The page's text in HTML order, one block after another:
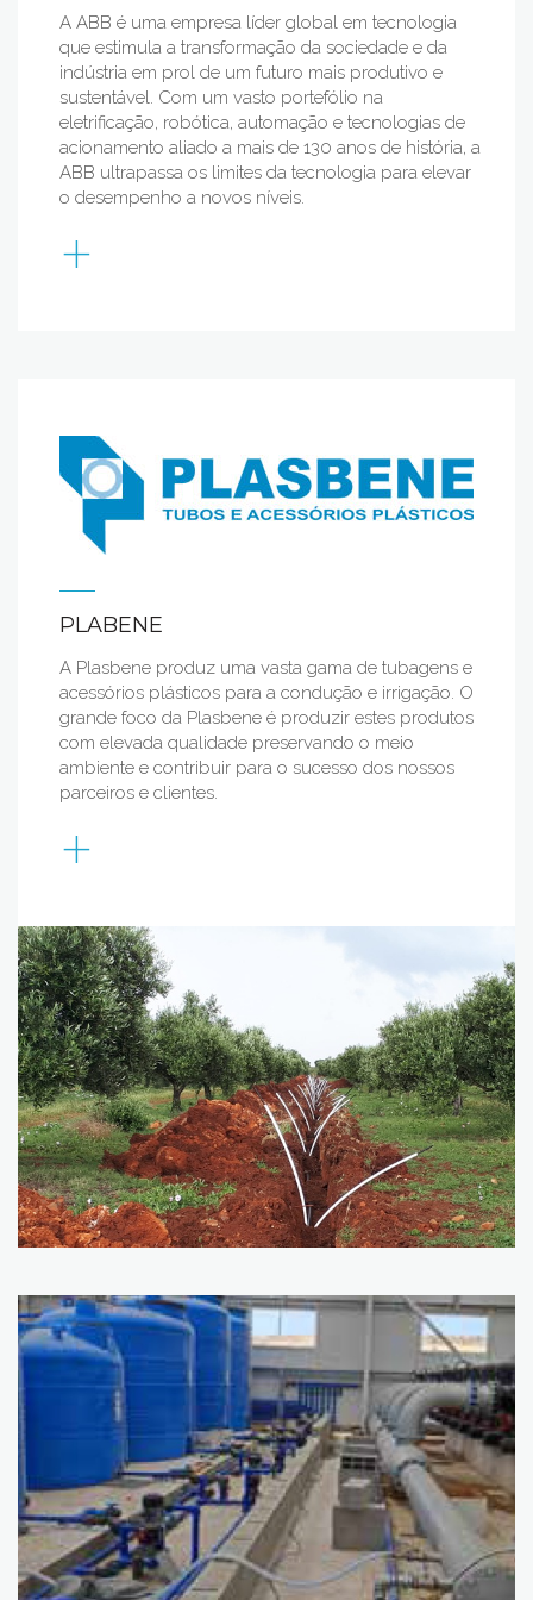
A ABB é uma empresa líder global em tecnologia
que estimula a transformação da sociedade e da
indústria em prol de um futuro mais produtivo e
sustentável. Com um vasto portefólio na
eletrificação, robótica, automação e tecnologias de
acionamento aliado a mais de 130 anos de história, a
ABB ultrapassa os limites da tecnologia para elevar
o desempenho a novos níveis.
+
PLABENE
A Plasbene produz uma vasta gama de tubagens e
acessórios plásticos para a condução e irrigação. O
grande foco da Plasbene é produzir estes produtos
com elevada qualidade preservando o meio
ambiente e contribuir para o sucesso dos nossos
parceiros e clientes.
+